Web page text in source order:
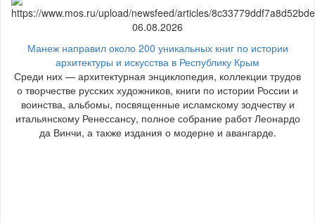
06.08.2026
Манеж направил около 200 уникальных книг по истории
архитектуры и искусства в Республику Крым
Среди них — архитектурная энциклопедия, коллекции трудов
о творчестве русских художников, книги по истории России и
воинства, альбомы, посвященные исламскому зодчеству и
итальянскому Ренессансу, полное собрание работ Леонардо
да Винчи, а также издания о модерне и авангарде.